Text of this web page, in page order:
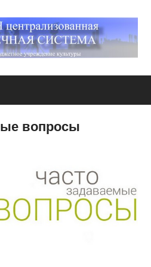
вопросы